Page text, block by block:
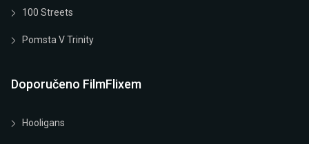
100 Streets
Pomsta V Trinity
Doporučeno FilmFlixem
Hooligans